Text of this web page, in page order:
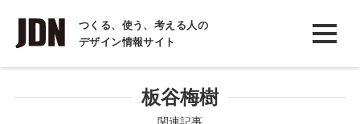
つくる、使う、考える人の
デザイン情報サイト
INTERVIEW
インタビュー
板谷梅樹
関連記事